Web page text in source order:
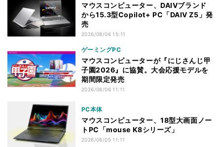
マウスコンピューター、DAIVブランド
から15.3型Copilot+ PC「DAIV Z5」発
売
2026/08/06 15:11
ゲーミングPC
マウスコンピューターが『にじさんじ甲
子園2026』に協賛。大会応援モデルを
期間限定発売
2026/08/06 11:11
PC本体
マウスコンピューター、18型大画面ノー
トPC「mouse K8シリーズ」
2026/08/05 11:11